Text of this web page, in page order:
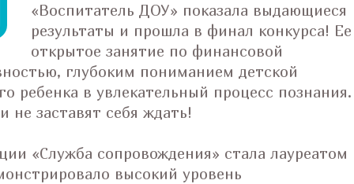
«Воспитатель ДОУ» показала выдающиеся
результаты и прошла в финал конкурса! Ее
открытое занятие по финансовой
глубоким пониманием детской
ребенка в увлекательный процесс познания.
не заставят себя ждать!
«Служба сопровождения» стала лауреатом
высокий уровень